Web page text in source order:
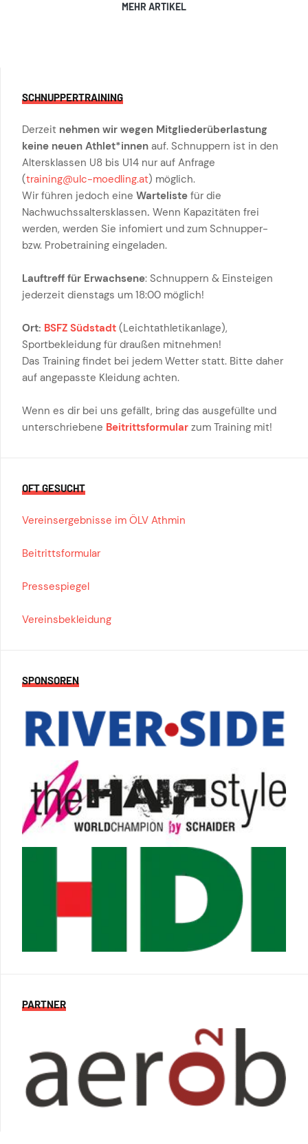
MEHR ARTIKEL
SCHNUPPERTRAINING
Derzeit nehmen wir wegen Mitgliederüberlastung
keine neuen Athlet*innen auf. Schnuppern ist in den
Altersklassen U8 bis U14 nur auf Anfrage
(training@ulc-moedling.at) möglich.
Wir führen jedoch eine Warteliste für die
Nachwuchssaltersklassen. Wenn Kapazitäten frei
werden, werden Sie infomiert und zum Schnupper-
bzw. Probetraining eingeladen.
Lauftreff für Erwachsene: Schnuppern & Einsteigen
jederzeit dienstags um 18:00 möglich!
Ort: BSFZ Südstadt (Leichtathletikanlage),
Sportbekleidung für draußen mitnehmen!
Das Training findet bei jedem Wetter statt. Bitte daher
auf angepasste Kleidung achten.
Wenn es dir bei uns gefällt, bring das ausgefüllte und
unterschriebene Beitrittsformular zum Training mit!
OFT GESUCHT
Vereinsergebnisse im ÖLV Athmin
Beitrittsformular
Pressespiegel
Vereinsbekleidung
SPONSOREN
PARTNER